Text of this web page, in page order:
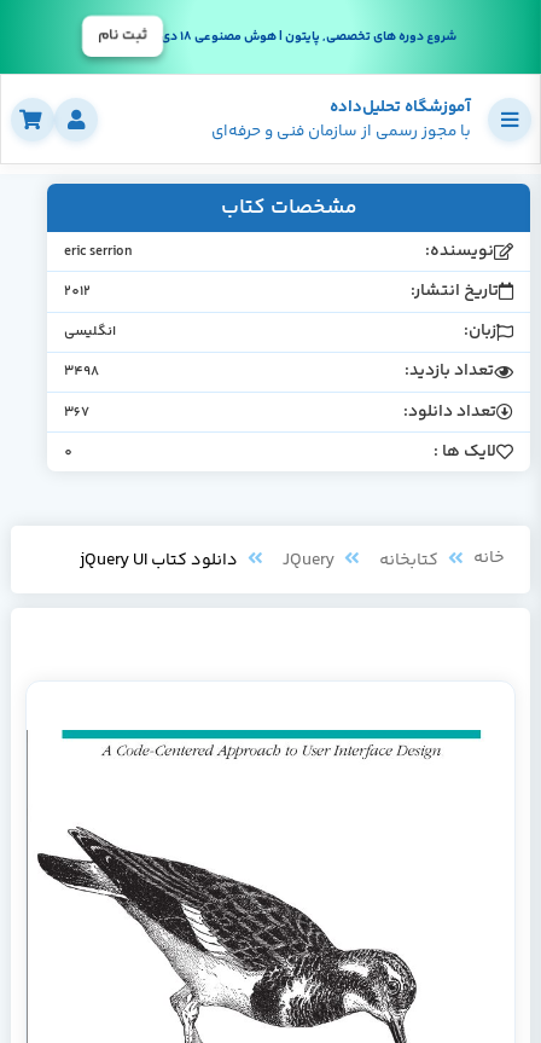
شروع دوره های تخصصی, پایتون | هوش مصنوعی 18 دی ثبت نام
آموزشگاه تحلیل‌داده
با مجوز رسمی از سازمان فنی و حرفه‌ای
مشخصات کتاب
نویسنده: eric serrion
تاریخ انتشار: 2012
زبان: انگلیسی
تعداد بازدید: 3498
تعداد دانلود: 367
لایک ها : 0
خانه کتابخانه JQuery دانلود کتاب jQuery UI